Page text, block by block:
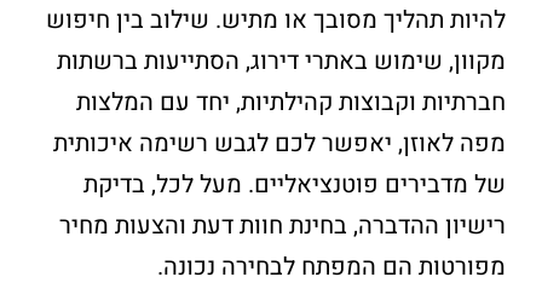
להיות תהליך מסובך או מתיש. שילוב בין חיפוש
מקוון, שימוש באתרי דירוג, הסתייעות ברשתות
חברתיות וקבוצות קהילתיות, יחד עם המלצות
מפה לאוזן, יאפשר לכם לגבש רשימה איכותית
של מדבירים פוטנציאליים. מעל לכל, בדיקת
רישיון ההדברה, בחינת חוות דעת והצעות מחיר
מפורטות הם המפתח לבחירה נכונה.